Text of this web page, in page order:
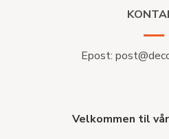
Epost:
Velkommen til